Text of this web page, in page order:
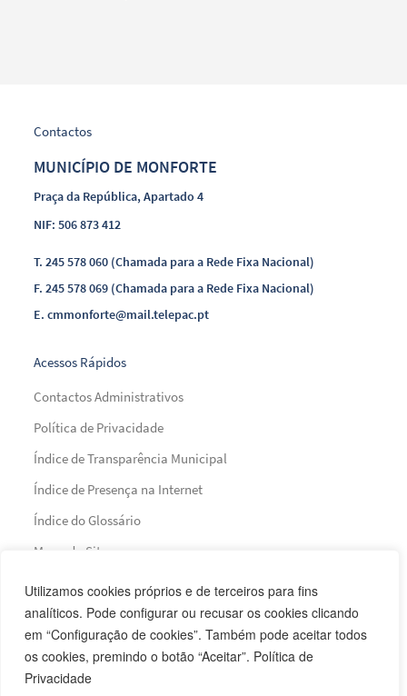
Utilizamos cookies próprios e de terceiros para fins
analíticos. Pode configurar ou recusar os cookies clicando
em “Configuração de cookies”. Também pode aceitar todos
os cookies, premindo o botão “Aceitar”. Política de
Privacidade
Contactos
MUNICÍPIO DE MONFORTE
Praça da República, Apartado 4
NIF: 506 873 412
T.245 578 060 (Chamada para a Rede Fixa Nacional)
F.245 578 069 (Chamada para a Rede Fixa Nacional)
E.cmmonforte@mail.telepac.pt
Acessos Rápidos
Contactos Administrativos
Política de Privacidade
Índice de Transparência Municipal
Índice de Presença na Internet
Índice do Glossário
Mapa do Site
Financiamento